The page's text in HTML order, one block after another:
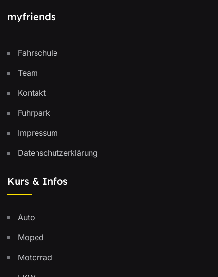
myfriends
Fahrschule
Team
Kontakt
Fuhrpark
Impressum
Datenschutzerklärung
Kurs & Infos
Auto
Moped
Motorrad